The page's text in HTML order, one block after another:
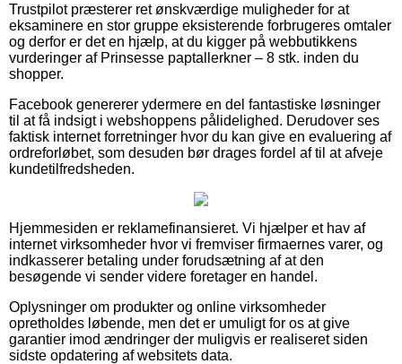
Trustpilot præsterer ret ønskværdige muligheder for at
eksaminere en stor gruppe eksisterende forbrugeres omtaler
og derfor er det en hjælp, at du kigger på webbutikkens
vurderinger af Prinsesse paptallerkner – 8 stk. inden du
shopper.
Facebook genererer ydermere en del fantastiske løsninger
til at få indsigt i webshoppens pålidelighed. Derudover ses
faktisk internet forretninger hvor du kan give en evaluering af
ordreforløbet, som desuden bør drages fordel af til at afveje
kundetilfredsheden.
Hjemmesiden er reklamefinansieret. Vi hjælper et hav af
internet virksomheder hvor vi fremviser firmaernes varer, og
indkasserer betaling under forudsætning af at den
besøgende vi sender videre foretager en handel.
Oplysninger om produkter og online virksomheder
opretholdes løbende, men det er umuligt for os at give
garantier imod ændringer der muligvis er realiseret siden
sidste opdatering af websitets data.